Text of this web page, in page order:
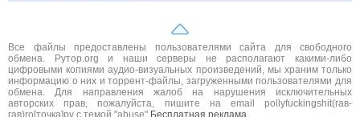
Все файлы предоставлены пользователями сайта для свободного
обмена. Рутор.org и наши серверы не располагают какими-либо
цифровыми копиями аудио-визуальных произведений, мы храним только
информацию о них и торрент-файлы, загруженными пользователями для
обмена. Для направления жалоб на нарушения исключительных
авторских прав, пожалуйста, пишите на email pollyfuckingshit(гав-